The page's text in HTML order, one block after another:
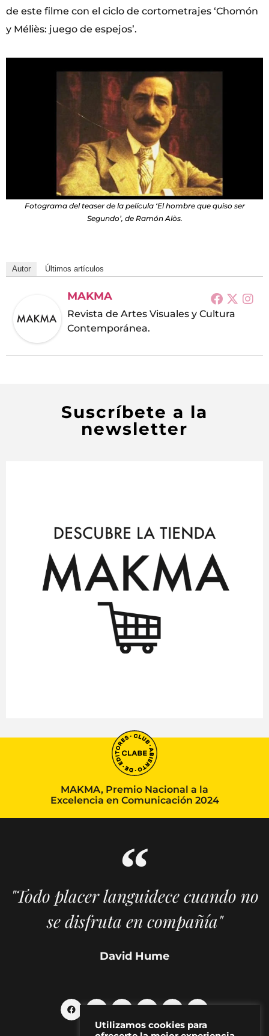
de este filme con el ciclo de cortometrajes ‘Chomón
y Méliès: juego de espejos’.
Fotograma del teaser de la película ‘El hombre que quiso ser
Segundo’, de Ramón Alòs.
Autor Últimos artículos
MAKMA
Revista de Artes Visuales y Cultura
Contemporánea.
Suscríbete a la
newsletter
MAKMA, Premio Nacional a la
Excelencia en Comunicación 2024
"Todo placer languidece cuando no
se disfruta en compañía"
David Hume
Utilizamos cookies para